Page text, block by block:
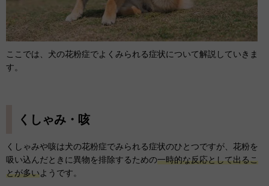
ここでは、犬の花粉症でよくみられる症状について解説していきま
す。
くしゃみ・咳
くしゃみや咳は犬の花粉症でみられる症状のひとつですが、花粉を
吸い込んだときに異物を排除するための一時的な反応として出るこ
とが多いようです。